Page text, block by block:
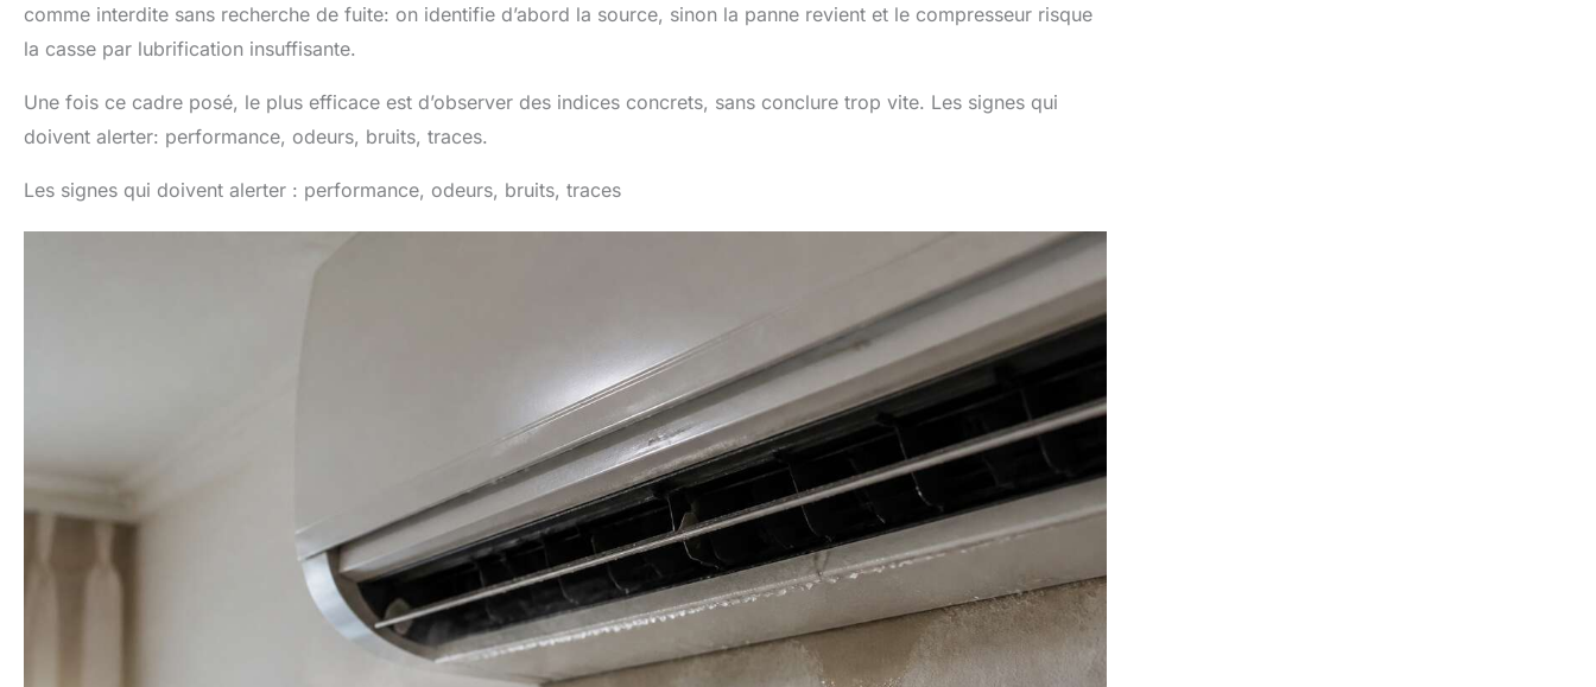
comme interdite sans recherche de fuite: on identifie d’abord la source, sinon la panne revient et le compresseur risque
la casse par lubrification insuffisante.
Une fois ce cadre posé, le plus efficace est d’observer des indices concrets, sans conclure trop vite. Les signes qui
doivent alerter: performance, odeurs, bruits, traces.
Les signes qui doivent alerter : performance, odeurs, bruits, traces